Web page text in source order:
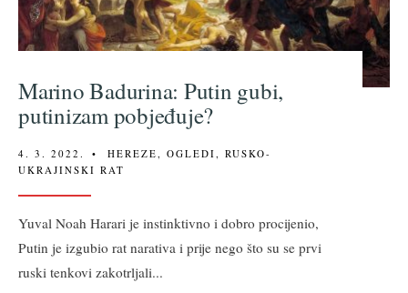
Marino Badurina: Putin gubi,
putinizam pobjeđuje?
4. 3. 2022. • HEREZE, OGLEDI, RUSKO-
UKRAJINSKI RAT
Yuval Noah Harari je instinktivno i dobro procijenio,
Putin je izgubio rat narativa i prije nego što su se prvi
ruski tenkovi zakotrljali...